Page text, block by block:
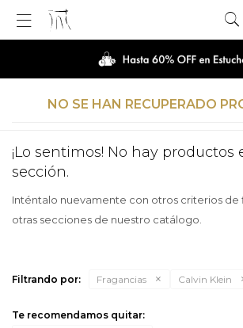

NO SE HAN RECUPERADO
¡Lo sentimos! No hay productos
sección.
Inténtalo nuevamente con otros criterios de
otras secciones de nuestro catálogo.
Filtrando por: Fragancias Calvin Klein
Te recomendamos quitar: